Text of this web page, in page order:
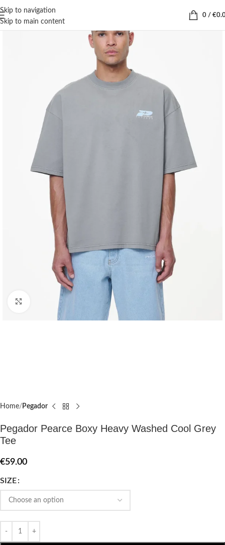
Skip to navigation
Skip to main content
0 / €
Click to enlarge
Home Pegador​
Pegador Pearce Boxy Heavy Washed Cool Grey
Tee
€59.00
SIZE